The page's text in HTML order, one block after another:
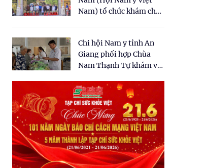
Nam) tổ chức khám chữa
dân tại xã Tân Tập
Chi hội Nam y tỉnh An
Giang phối hợp Chùa
Nam Thạnh Tự khám và
nhân dân